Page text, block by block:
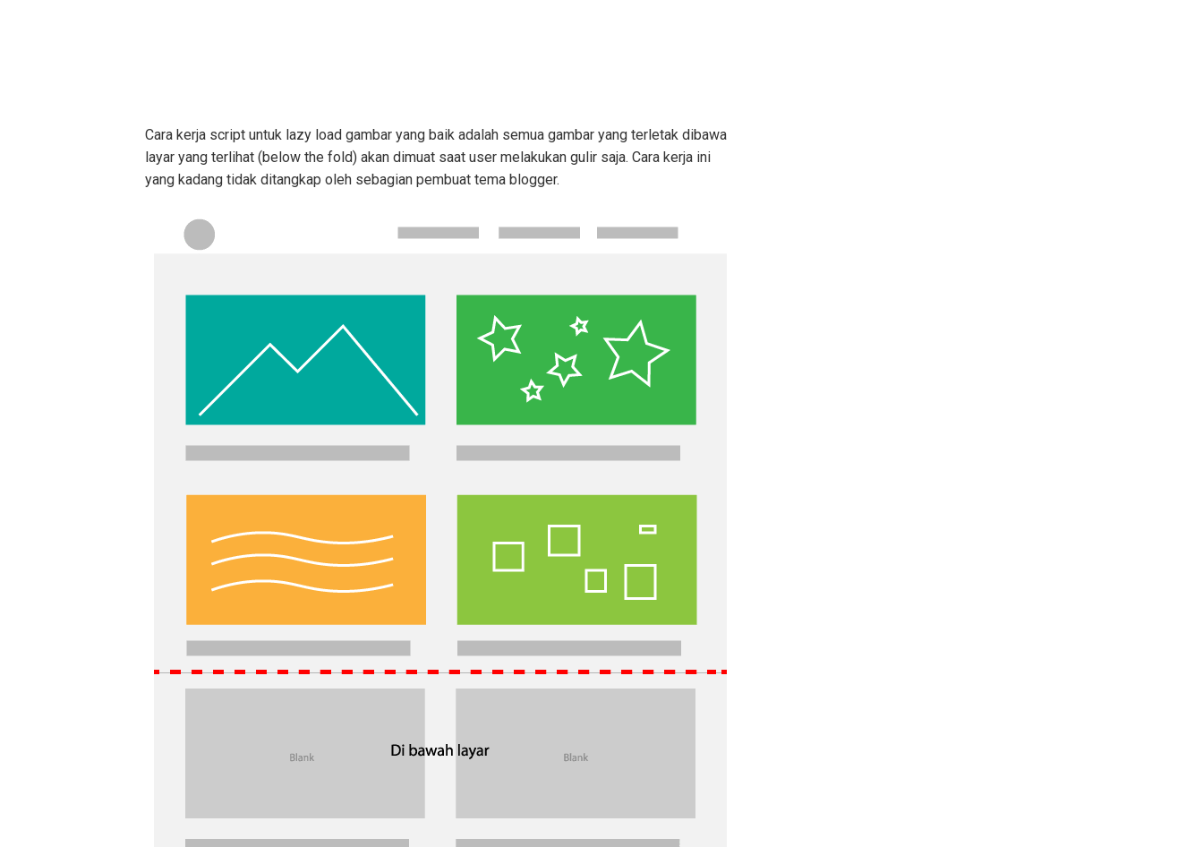
Cara kerja script untuk lazy load gambar yang baik adalah semua gambar yang terletak dibawa
layar yang terlihat (below the fold) akan dimuat saat user melakukan gulir saja. Cara kerja ini
yang kadang tidak ditangkap oleh sebagian pembuat tema blogger.